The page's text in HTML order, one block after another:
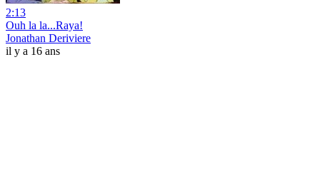
2:13
Ouh la la...Raya!
Jonathan Deriviere
il y a 16 ans